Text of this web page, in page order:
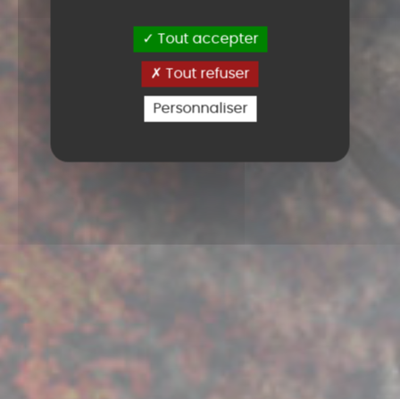
Tout accepter
Tout refuser
Personnaliser